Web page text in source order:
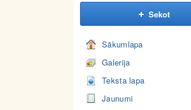
Sekot
Sākumlapa
Galerija
Teksta lapa
Jaunumi